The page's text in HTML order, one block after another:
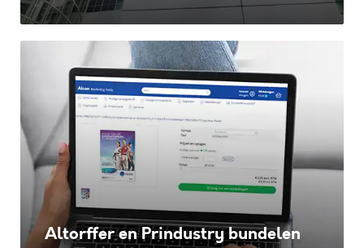
Prindustry
Brandportal
Prindustry
bundelen
krachten
voor
bestelportaal
AlconAltorffer en Prindustry bundelen